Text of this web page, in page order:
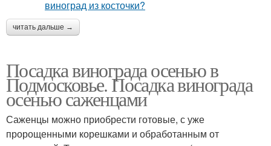
читать дальше →
Посадка винограда осенью в
Подмосковье. Посадка винограда
осенью саженцами
Саженцы можно приобрести готовые, с уже
пророщенными корешками и обработанным от